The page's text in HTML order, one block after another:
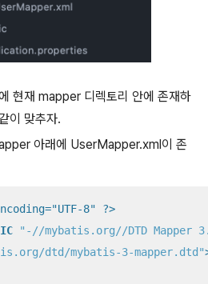
현재 mapper 디렉토리 안에 존재하
이 맞추자.
아래에 UserMapper.xml이 존
8" ?>
"-//mybatis.org//DTD Mapper
dtd/mybatis-3-mapper.dtd"